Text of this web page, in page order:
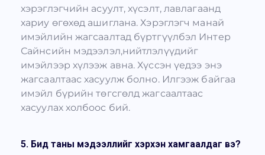
хэрэглэгчийн асуулт, хүсэлт, лавлагаанд
хариу өгөхөд ашиглана. Хэрэглэгч манай
имэйлийн жагсаалтад бүртгүүлбэл Интер
Сайнсийн мэдээлэл,нийтлэлүүдийг
имэйлээр хүлээж авна. Хүссэн үедээ энэ
жагсаалтаас хасуулж болно. Илгээж байгаа
имэйл бүрийн төгсгөлд жагсаалтаас
хасуулах холбоос бий.
5. Бид таны мэдээллийг хэрхэн хамгаалдаг вэ?